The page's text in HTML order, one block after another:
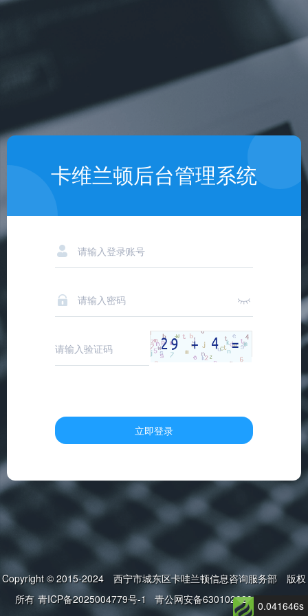
卡维兰顿后台管理系统
立即登录
Copyright © 2015-2024 西宁市城东区卡哇兰顿信息咨询服务部 版权
所有 青ICP备2025004779号-1 青公网安备63010202000679号
0.041646s